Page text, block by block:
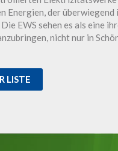
Energien, der
EWS sehen es als eine
nicht nur in
LISTE